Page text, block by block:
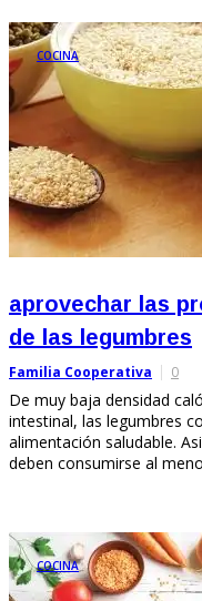
COCINA
aprovechar las
de las legumbres
Familia Cooperativa 0
De muy baja densidad
intestinal, las legumbres
alimentación saludable.
deben consumirse al
COCINA